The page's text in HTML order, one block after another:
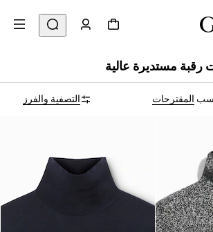
رقبة مستديرة عالية
المقترحات التصفية والفرز